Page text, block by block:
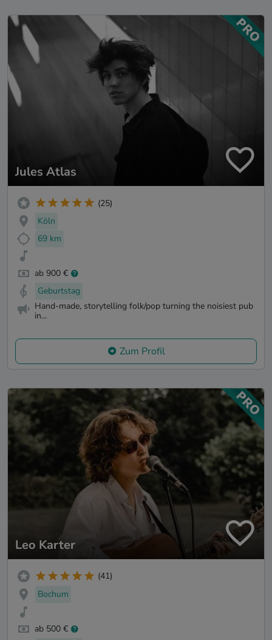
Jules Atlas
(25)
Köln
69 km
ab 900 €
Geburtstag
Hand-made, storytelling folk/pop turning the noisiest pub
in...
Zum Profil
Leo Karter
(41)
Bochum
ab 500 €